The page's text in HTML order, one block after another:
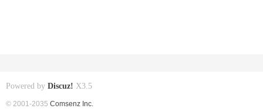
Powered by Discuz! X3.5
© 2001-2035 Comsenz Inc.